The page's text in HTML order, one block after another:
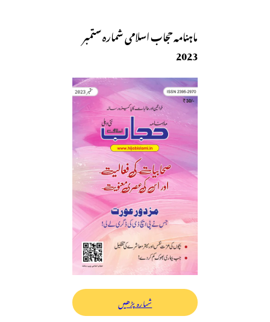
ماہنامہ حجاب اسلامی شمارہ ستمبر
2023
شمارہ پڑھیں